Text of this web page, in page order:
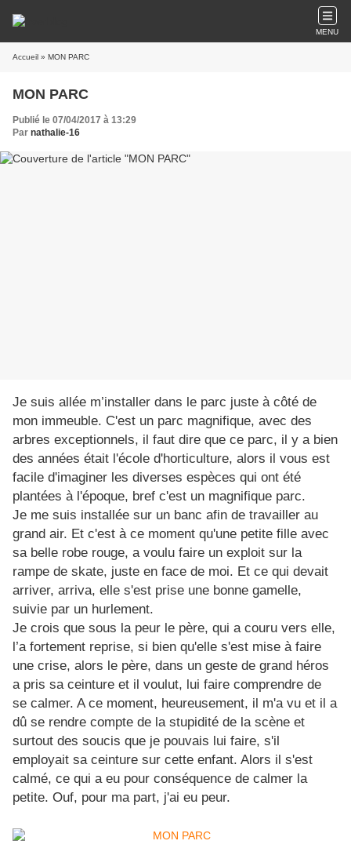
MENU
Accueil » MON PARC
MON PARC
Publié le 07/04/2017 à 13:29
Par nathalie-16
Je suis allée m’installer dans le parc juste à côté de
mon immeuble. C'est un parc magnifique, avec des
arbres exceptionnels, il faut dire que ce parc, il y a bien
des années était l'école d'horticulture, alors il vous est
facile d'imaginer les diverses espèces qui ont été
plantées à l'époque, bref c'est un magnifique parc.
Je me suis installée sur un banc afin de travailler au
grand air. Et c'est à ce moment qu'une petite fille avec
sa belle robe rouge, a voulu faire un exploit sur la
rampe de skate, juste en face de moi. Et ce qui devait
arriver, arriva, elle s'est prise une bonne gamelle,
suivie par un hurlement.
Je crois que sous la peur le père, qui a couru vers elle,
l’a fortement reprise, si bien qu'elle s'est mise à faire
une crise, alors le père, dans un geste de grand héros
a pris sa ceinture et il voulut, lui faire comprendre de
se calmer. A ce moment, heureusement, il m'a vu et il a
dû se rendre compte de la stupidité de la scène et
surtout des soucis que je pouvais lui faire, s'il
employait sa ceinture sur cette enfant. Alors il s'est
calmé, ce qui a eu pour conséquence de calmer la
petite. Ouf, pour ma part, j'ai eu peur.